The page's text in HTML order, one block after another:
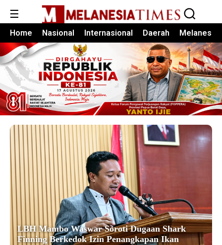
☰
Home Nasional Internasional Daerah Melanesia
LBH Mambo Waswar Soroti Dugaan Shark
Finning Berkedok Izin Penangkapan Ikan